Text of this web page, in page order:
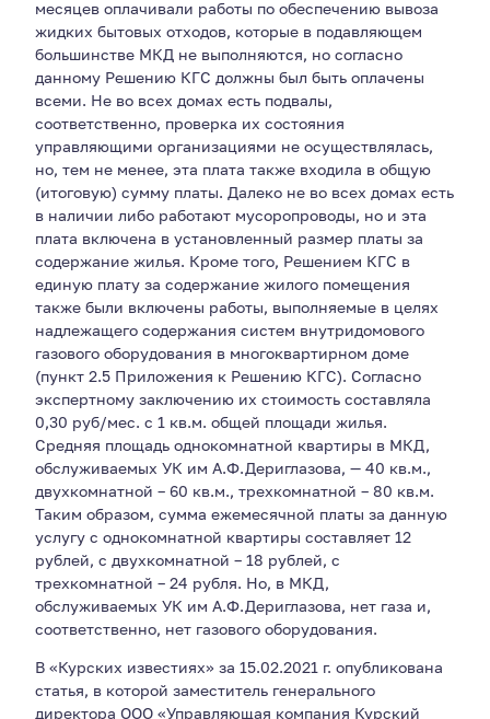
месяцев оплачивали работы по обеспечению вывоза
жидких бытовых отходов, которые в подавляющем
большинстве МКД не выполняются, но согласно
данному Решению КГС должны был быть оплачены
всеми. Не во всех домах есть подвалы,
соответственно, проверка их состояния
управляющими организациями не осуществлялась,
но, тем не менее, эта плата также входила в общую
(итоговую) сумму платы. Далеко не во всех домах есть
в наличии либо работают мусоропроводы, но и эта
плата включена в установленный размер платы за
содержание жилья. Кроме того, Решением КГС в
единую плату за содержание жилого помещения
также были включены работы, выполняемые в целях
надлежащего содержания систем внутридомового
газового оборудования в многоквартирном доме
(пункт 2.5 Приложения к Решению КГС). Согласно
экспертному заключению их стоимость составляла
0,30 руб/мес. с 1 кв.м. общей площади жилья.
Средняя площадь однокомнатной квартиры в МКД,
обслуживаемых УК им А.Ф.Дериглазова, — 40 кв.м.,
двухкомнатной – 60 кв.м., трехкомнатной – 80 кв.м.
Таким образом, сумма ежемесячной платы за данную
услугу с однокомнатной квартиры составляет 12
рублей, с двухкомнатной – 18 рублей, с
трехкомнатной – 24 рубля. Но, в МКД,
обслуживаемых УК им А.Ф.Дериглазова, нет газа и,
соответственно, нет газового оборудования.
В «Курских известиях» за 15.02.2021 г. опубликована
статья, в которой заместитель генерального
директора ООО «Управляющая компания Курский